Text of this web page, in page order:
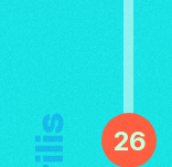
26